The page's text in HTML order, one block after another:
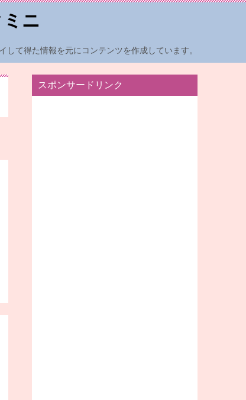
ニ
して得た情報を元にコンテンツを作成しています。
スポンサードリンク